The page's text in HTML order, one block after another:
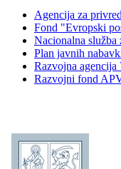
Agencija za
Fond "Evropski
Nacionalna služba
Plan javnih
Razvojna agencija
Razvojni fond